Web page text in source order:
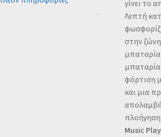
γίνει το
Λεπτή
στην
φόρτιση
και μια
Music